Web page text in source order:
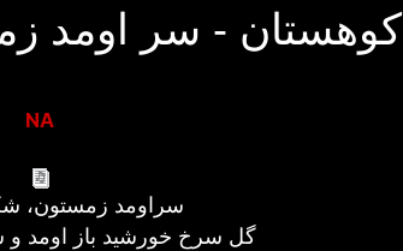
کوهستان - سر اومد
NA
سراومد زمستون،
گل سرخ خورشيد باز اومد و